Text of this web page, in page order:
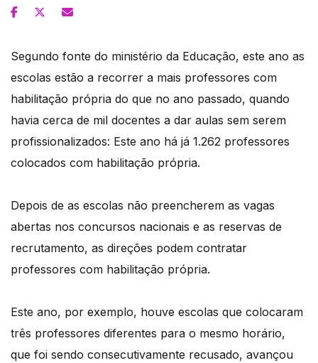
Segundo fonte do ministério da Educação, este ano as
escolas estão a recorrer a mais professores com
habilitação própria do que no ano passado, quando
havia cerca de mil docentes a dar aulas sem serem
profissionalizados: Este ano há já 1.262 professores
colocados com habilitação própria.
Depois de as escolas não preencherem as vagas
abertas nos concursos nacionais e as reservas de
recrutamento, as direções podem contratar
professores com habilitação própria.
Este ano, por exemplo, houve escolas que colocaram
três professores diferentes para o mesmo horário,
que foi sendo consecutivamente recusado, avançou